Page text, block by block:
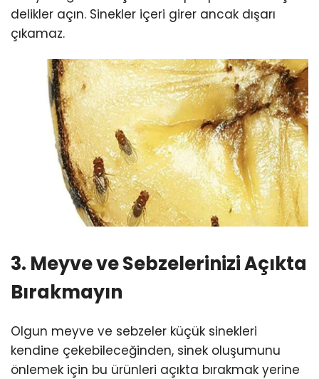
delikler açın. Sinekler içeri girer ancak dışarı
çıkamaz.
3. Meyve ve Sebzelerinizi Açıkta
Bırakmayın
Olgun meyve ve sebzeler küçük sinekleri
kendine çekebileceğinden, sinek oluşumunu
önlemek için bu ürünleri açıkta bırakmak yerine